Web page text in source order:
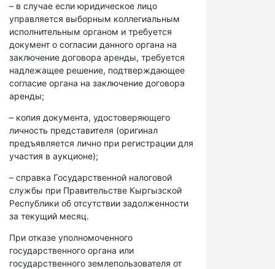
– в случае если юридическое лицо
управляется выборным коллегиальным
исполнительным органом и требуется
документ о согласии данного органа на
заключение договора аренды, требуется
надлежащее решение, подтверждающее
согласие органа на заключение договора
аренды;
– копия документа, удостоверяющего
личность представителя (оригинал
предъявляется лично при регистрации для
участия в аукционе);
– справка Государственной налоговой
службы при Правительстве Кыргызской
Республики об отсутствии задолженности
за текущий месяц.
При отказе уполномоченного
государственного органа или
государственного землепользователя от